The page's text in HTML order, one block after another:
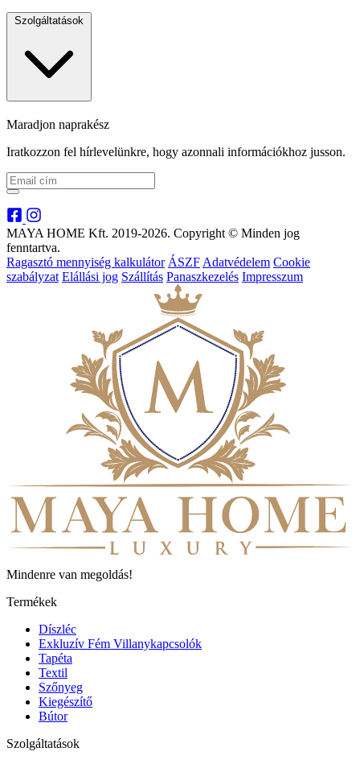
Szolgáltatások
Maradjon naprakész
Iratkozzon fel hírlevelünkre, hogy azonnali információkhoz jusson.
MAYA HOME Kft. 2019-2026. Copyright © Minden jog
fenntartva.
Ragasztó mennyiség kalkulátor ÁSZF Adatvédelem Cookie
szabályzat Elállási jog Szállítás Panaszkezelés Impresszum
Mindenre van megoldás!
Termékek
Díszléc
Exkluzív Fém Villanykapcsolók
Tapéta
Textil
Szőnyeg
Kiegészítő
Bútor
Szolgáltatások